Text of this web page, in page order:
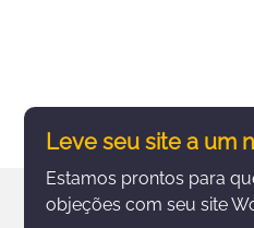
Leve seu site a um
Estamos prontos para
objeções com seu site